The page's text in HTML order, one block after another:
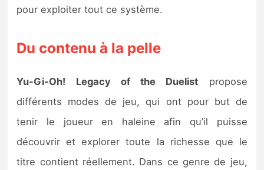
pour exploiter tout ce système.
Du contenu à la pelle
Yu-Gi-Oh! Legacy of the Duelist propose
différents modes de jeu, qui ont pour but de
tenir le joueur en haleine afin qu’il puisse
découvrir et explorer toute la richesse que le
titre contient réellement. Dans ce genre de jeu,